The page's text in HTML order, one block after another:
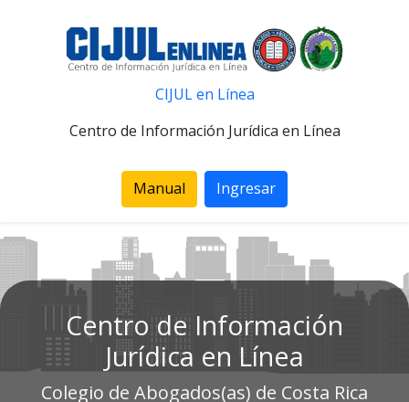
CIJUL en Línea
Centro de Información Jurídica en Línea
Manual Ingresar
Centro de Información
Jurídica en Línea
Colegio de Abogados(as) de Costa Rica